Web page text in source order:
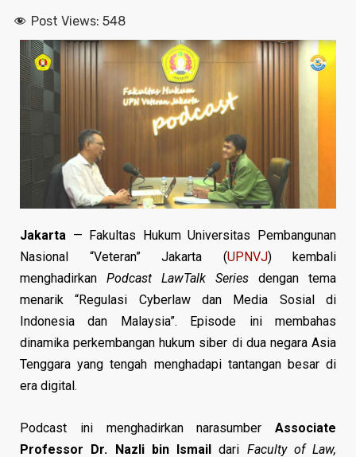
Post Views: 548
Jakarta — Fakultas Hukum Universitas Pembangunan
Nasional “Veteran” Jakarta (UPNVJ) kembali
menghadirkan Podcast LawTalk Series dengan tema
menarik “Regulasi Cyberlaw dan Media Sosial di
Indonesia dan Malaysia”. Episode ini membahas
dinamika perkembangan hukum siber di dua negara Asia
Tenggara yang tengah menghadapi tantangan besar di
era digital.
Podcast ini menghadirkan narasumber Associate
Professor Dr. Nazli bin Ismail dari Faculty of Law,